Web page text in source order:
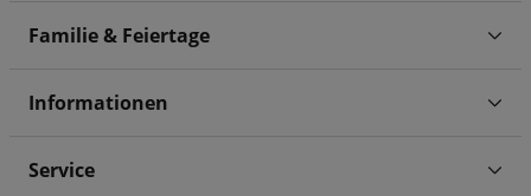
Familie & Feiertage
Informationen
Service